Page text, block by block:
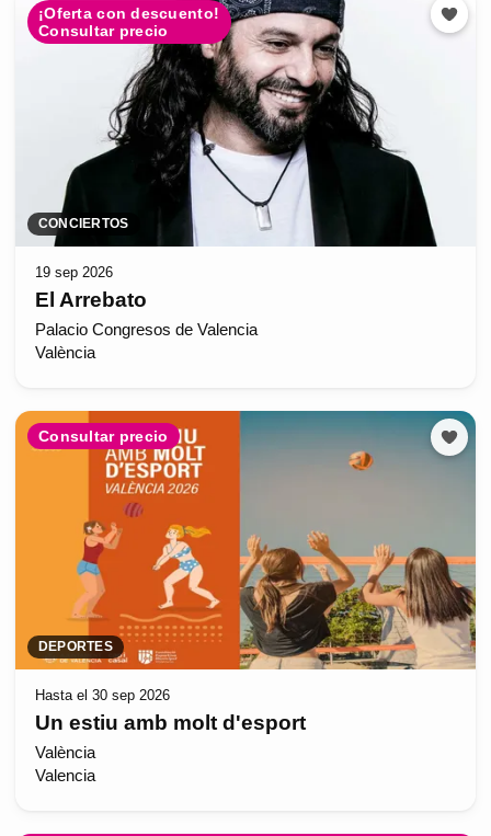
¡Oferta con descuento!
Consultar precio
CONCIERTOS
19 sep 2026
El Arrebato
Palacio Congresos de Valencia
València
Consultar precio
DEPORTES
Hasta el 30 sep 2026
Un estiu amb molt d'esport
València
Valencia